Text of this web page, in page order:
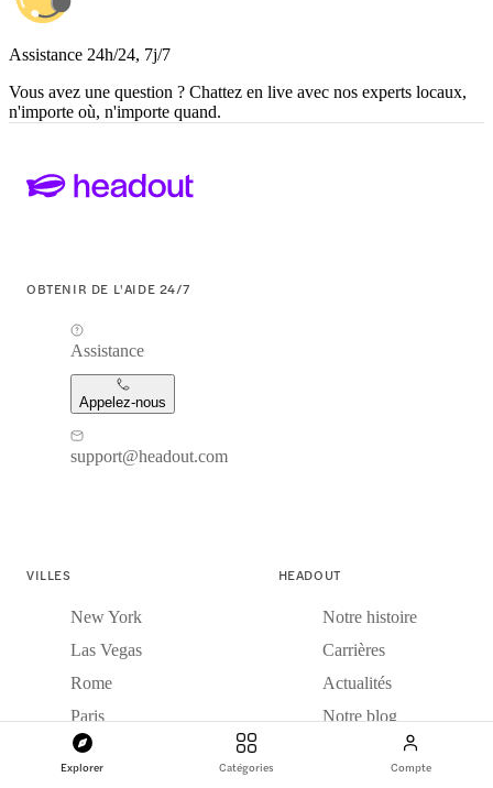
Explorer Catégories Compte
Assistance 24h/24, 7j/7
Vous avez une question ? Chattez en live avec nos experts locaux,
n'importe où, n'importe quand.
OBTENIR DE L'AIDE 24/7
Assistance
Appelez-nous
support@headout.com
VILLES
New York
Las Vegas
Rome
Paris
Londres
HEADOUT
Notre histoire
Carrières
Actualités
Notre blog
Blog de voyage